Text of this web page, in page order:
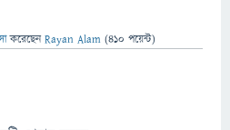
করেছেনRayan Alam (410 পয়েন্ট)